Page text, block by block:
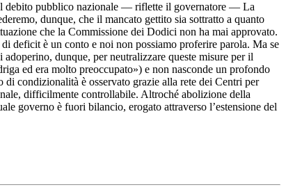
debito pubblico nazionale — riflette il governatore — La
dunque, che il mancato gettito sia sottratto a quanto
che la Commissione dei Dodici non ha mai approvato.
deficit è un conto e noi non possiamo proferire parola. Ma se
dunque, per neutralizzare queste misure per il
ed era molto preoccupato») e non nasconde un profondo
condizionalità è osservato grazie alla rete dei Centri per
difficilmente controllabile. Altroché abolizione della
governo è fuori bilancio, erogato attraverso l’estensione del